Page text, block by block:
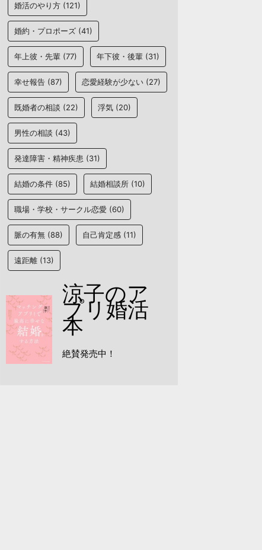
婚活のやり方 (121)
婚約・プロポーズ (41)
年上彼・先輩 (77) 年下彼・後輩 (31)
幸せ報告 (87) 恋愛経験が少ない (27)
既婚者の相談 (22) 浮気 (20)
男性の相談 (43)
発達障害・精神疾患 (31)
結婚の条件 (85) 結婚相談所 (10)
職場・学校・サークル恋愛 (60)
脈の有無 (88) 自己肯定感 (11)
遠距離 (13)
涼子のア
プリ婚活
本
絶賛発売中！